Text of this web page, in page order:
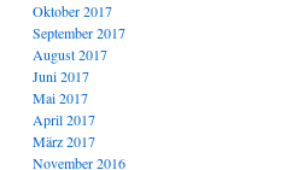
Oktober 2017
September 2017
August 2017
Juni 2017
Mai 2017
April 2017
März 2017
November 2016